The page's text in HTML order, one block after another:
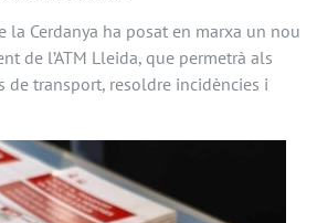
la Cerdanya ha posat en marxa un nou
de l’ATM Lleida, que permetrà als
de transport, resoldre incidències i